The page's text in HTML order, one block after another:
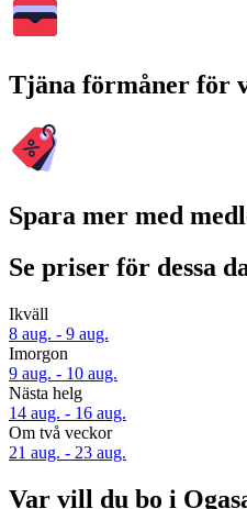
Tjäna förmåner för
Spara mer med
Se priser för dessa
Ikväll
8 aug. - 9 aug.
Imorgon
9 aug. - 10 aug.
Nästa helg
14 aug. - 16 aug.
Om två veckor
21 aug. - 23 aug.
Var vill du bo i